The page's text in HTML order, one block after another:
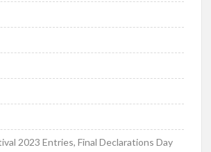
2023 Entries, Final Declarations Day